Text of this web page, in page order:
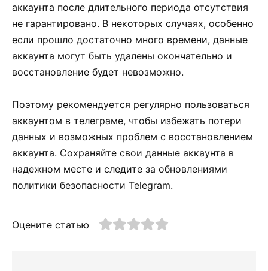
аккаунта после длительного периода отсутствия
не гарантировано. В некоторых случаях, особенно
если прошло достаточно много времени, данные
аккаунта могут быть удалены окончательно и
восстановление будет невозможно.
Поэтому рекомендуется регулярно пользоваться
аккаунтом в телеграме, чтобы избежать потери
данных и возможных проблем с восстановлением
аккаунта. Сохраняйте свои данные аккаунта в
надежном месте и следите за обновлениями
политики безопасности Telegram.
Оцените статью